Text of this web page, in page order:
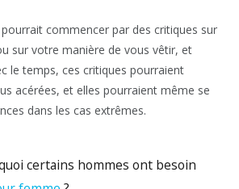
commencer par des critiques sur
sur votre manière de vous vêtir, et
le temps, ces critiques pourraient
acérées, et elles pourraient même se
dans les cas extrêmes.
certains hommes ont besoin